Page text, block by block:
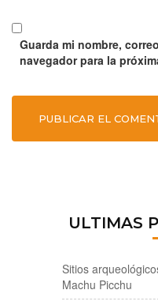
Guarda mi nombre,
navegador para la
ULTIMAS
Sitios
Machu Picchu